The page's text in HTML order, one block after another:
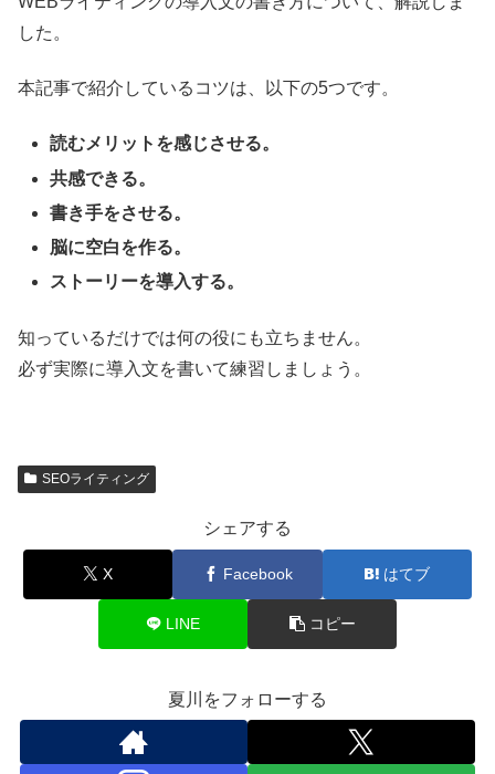
した。
本記事で紹介しているコツは、以下の5つです。
読むメリットを感じさせる。
共感できる。
書き手をさせる。
脳に空白を作る。
ストーリーを導入する。
知っているだけでは何の役にも立ちません。
必ず実際に導入文を書いて練習しましょう。
SEOライティング
シェアする
X Facebook はてブ
LINE コピー
夏川をフォローする